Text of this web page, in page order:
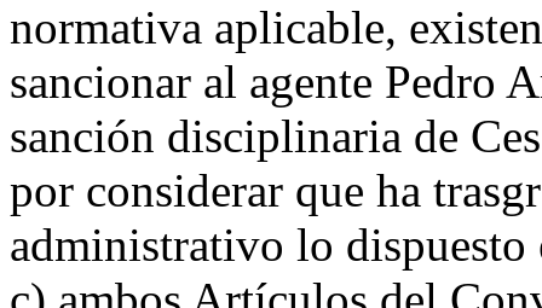
normativa aplicable,
sancionar al agente Pedro
sanción disciplinaria de
por considerar que ha
administrativo lo